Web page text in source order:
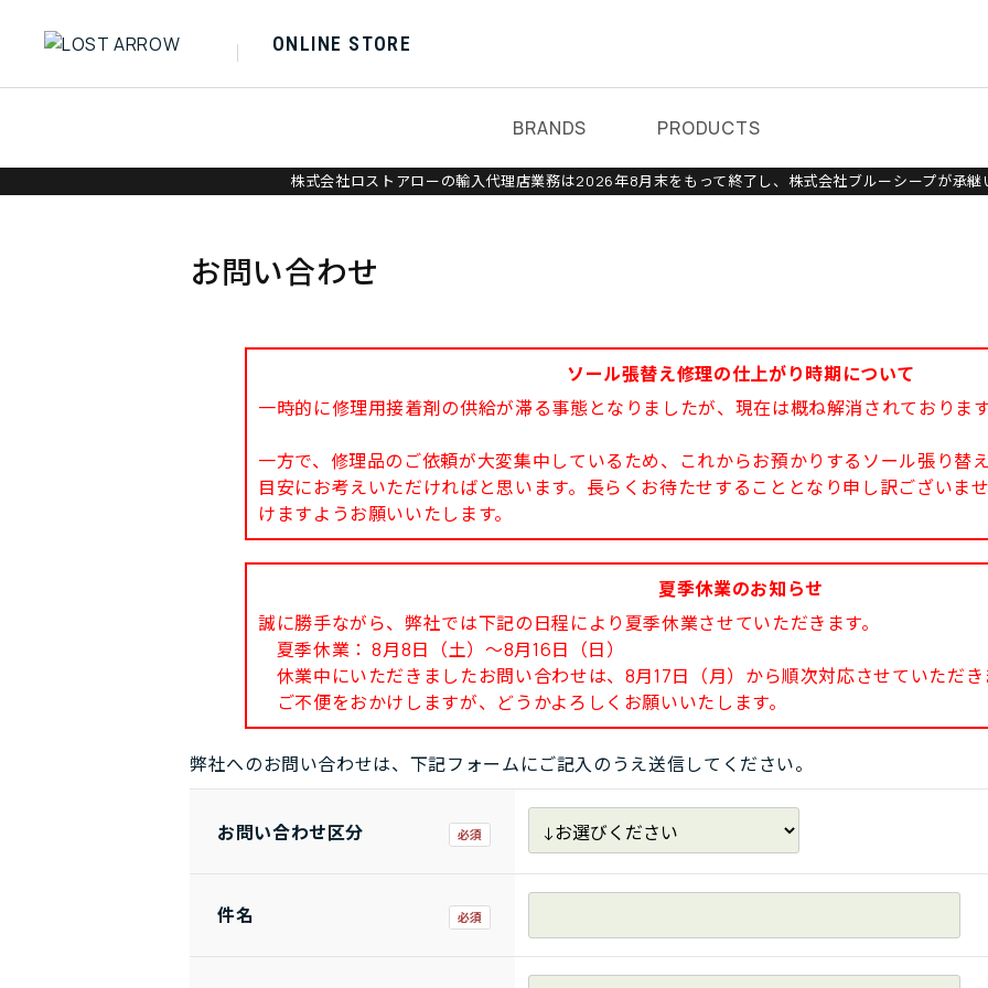
ONLINE STORE
BRANDS PRODUCTS
株式会社ロストアローの輸入代理店業務は2026年8月末をもって終了し、株式会社ブルーシープが承継
お問い合わせ
ソール張替え修理の仕上がり時期について
一時的に修理用接着剤の供給が滞る事態となりましたが、現在は概ね解消されておりま
一方で、修理品のご依頼が大変集中しているため、これからお預かりするソール張り替
目安にお考えいただければと思います。長らくお待たせすることとなり申し訳ございま
けますようお願いいたします。
夏季休業のお知らせ
誠に勝手ながら、弊社では下記の日程により夏季休業させていただきます。
夏季休業： 8月8日（土）～8月16日（日）
休業中にいただきましたお問い合わせは、8月17日（月）から順次対応させていただき
ご不便をおかけしますが、どうかよろしくお願いいたします。
弊社へのお問い合わせは、下記フォームにご記入のうえ送信してください。
お問い合わせ区分
件名